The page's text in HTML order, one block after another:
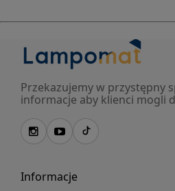
Przekazujemy w przystępny
informacje aby klienci mogli
Informacje